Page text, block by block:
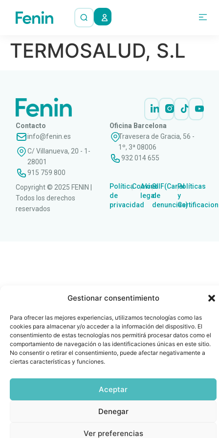
Gestionar consentimiento
Para ofrecer las mejores experiencias, utilizamos tecnologías como las
cookies para almacenar y/o acceder a la información del dispositivo. El
consentimiento de estas tecnologías nos permitirá procesar datos como el
comportamiento de navegación o las identificaciones únicas en este sitio.
No consentir o retirar el consentimiento, puede afectar negativamente a
ciertas características y funciones.
Aceptar
Denegar
Ver preferencias
TERMOSALUD, S.L
Contacto
info@fenin.es
C/ Villanueva, 20 - 1-
28001
915 759 800
Oficina Barcelona
Travesera de Gracia, 56 -
1º, 3ª 08006
932 014 655
Copyright © 2025 FENIN |
Todos los derechos
reservados
Política
de
privacidad
|Cookies
|Aviso
legal
|SIIF(Canal
de
denuncias)
|Políticas
y